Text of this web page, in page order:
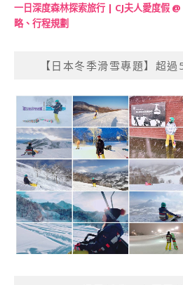
一日深度森林探索旅行 | CJ夫人愛度假
略、行程規劃
【日本冬季滑雪專題】超